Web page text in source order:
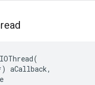
aCallback,